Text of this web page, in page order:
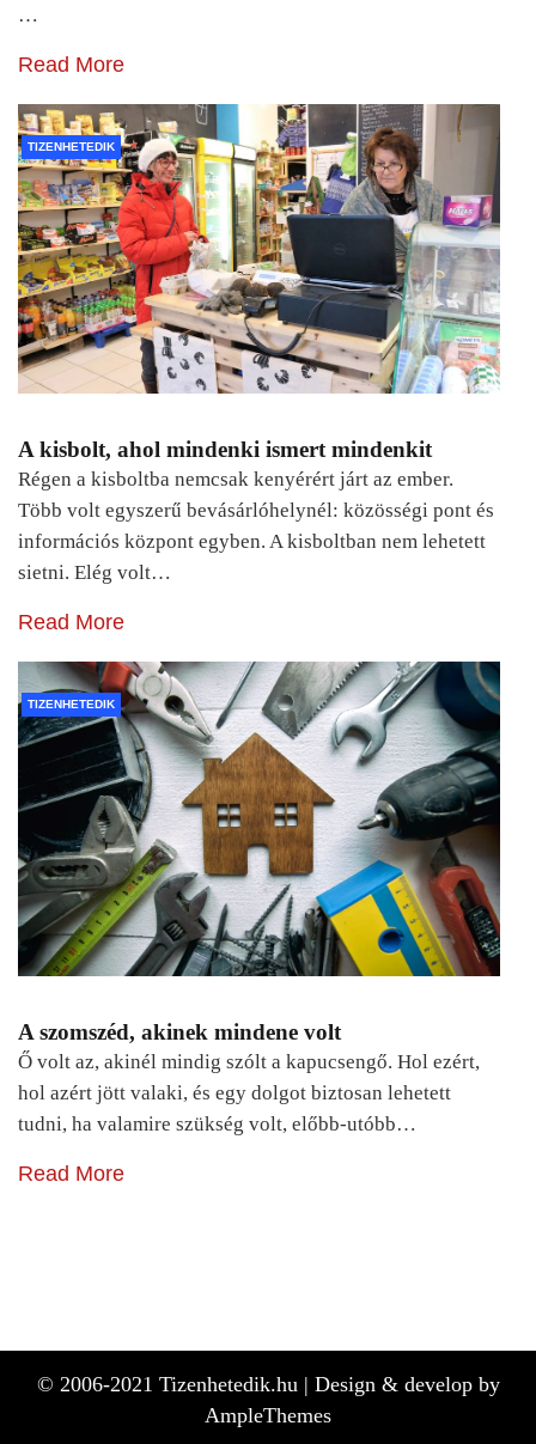
…
Read More
TIZENHETEDIK
A kisbolt, ahol mindenki ismert mindenkit
Régen a kisboltba nemcsak kenyérért járt az ember.
Több volt egyszerű bevásárlóhelynél: közösségi pont és
információs központ egyben. A kisboltban nem lehetett
sietni. Elég volt…
Read More
TIZENHETEDIK
A szomszéd, akinek mindene volt
Ő volt az, akinél mindig szólt a kapucsengő. Hol ezért,
hol azért jött valaki, és egy dolgot biztosan lehetett
tudni, ha valamire szükség volt, előbb-utóbb…
Read More
© 2006-2021 Tizenhetedik.hu | Design & develop by
AmpleThemes